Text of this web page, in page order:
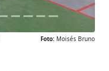
Foto: Moisés Bruno